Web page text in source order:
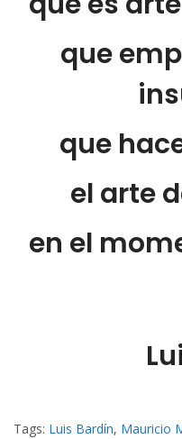
que
que
el arte
en el
Tags: Luis Bardín, Mauricio